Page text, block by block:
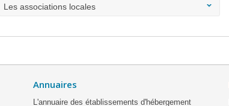
Les associations locales
Annuaires
L'annuaire des établissements d'hébergement